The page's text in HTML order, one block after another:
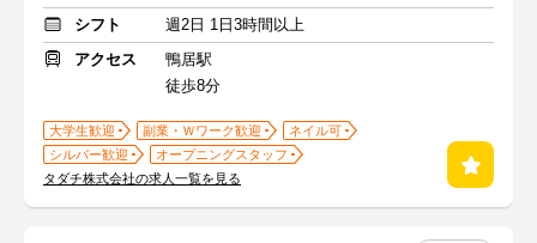
シフト
週2日 1日3時間以上
アクセス
鴨居駅
徒歩8分
大学生歓迎 副業・Ｗワーク歓迎
ネイル可
シルバー歓迎
オープニングスタッフ
タダチ株式会社の求人一覧を見る